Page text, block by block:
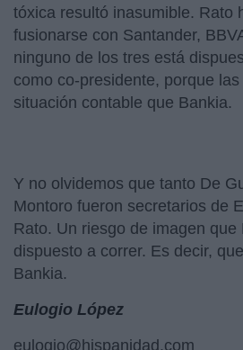
tóxica resultó inasumible. Rato
fusionarse con Santander,
ninguno de los tres está
como co-presidente, porque
situación contable que Bankia.
Y no olvidemos que tanto De
Montoro fueron secretarios de
Rato. Un riesgo de imagen que
dispuesto a correr. Es decir,
Bankia.
Eulogio López
eulogio@hispanidad.com